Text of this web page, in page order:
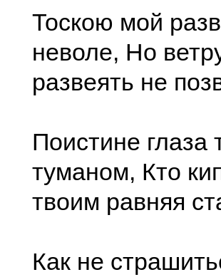
Тоскою мой
неволе, Но
развеять не
Поистине глаза
туманом, Кто
твоим равняя
Как не